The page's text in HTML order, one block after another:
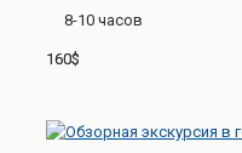
8-10 часов
160$